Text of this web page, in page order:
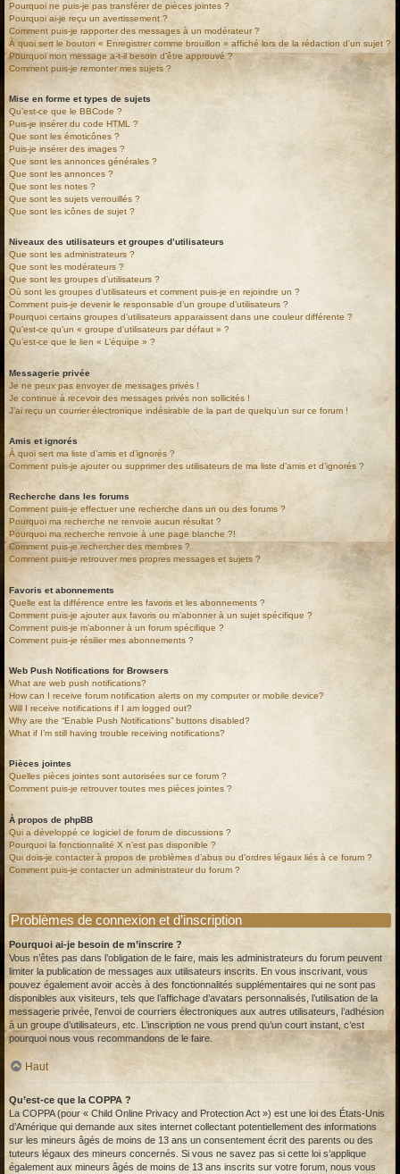
Pourquoi ne puis-je pas transférer de pièces jointes ?
Pourquoi ai-je reçu un avertissement ?
Comment puis-je rapporter des messages à un modérateur ?
À quoi sert le bouton « Enregistrer comme brouillon » affiché lors de la rédaction d’un sujet ?
Pourquoi mon message a-t-il besoin d’être approuvé ?
Comment puis-je remonter mes sujets ?
Mise en forme et types de sujets
Qu’est-ce que le BBCode ?
Puis-je insérer du code HTML ?
Que sont les émoticônes ?
Puis-je insérer des images ?
Que sont les annonces générales ?
Que sont les annonces ?
Que sont les notes ?
Que sont les sujets verrouillés ?
Que sont les icônes de sujet ?
Niveaux des utilisateurs et groupes d’utilisateurs
Que sont les administrateurs ?
Que sont les modérateurs ?
Que sont les groupes d’utilisateurs ?
Où sont les groupes d’utilisateurs et comment puis-je en rejoindre un ?
Comment puis-je devenir le responsable d’un groupe d’utilisateurs ?
Pourquoi certains groupes d’utilisateurs apparaissent dans une couleur différente ?
Qu’est-ce qu’un « groupe d’utilisateurs par défaut » ?
Qu’est-ce que le lien « L’équipe » ?
Messagerie privée
Je ne peux pas envoyer de messages privés !
Je continue à recevoir des messages privés non sollicités !
J’ai reçu un courrier électronique indésirable de la part de quelqu’un sur ce forum !
Amis et ignorés
À quoi sert ma liste d’amis et d’ignorés ?
Comment puis-je ajouter ou supprimer des utilisateurs de ma liste d’amis et d’ignorés ?
Recherche dans les forums
Comment puis-je effectuer une recherche dans un ou des forums ?
Pourquoi ma recherche ne renvoie aucun résultat ?
Pourquoi ma recherche renvoie à une page blanche ?!
Comment puis-je rechercher des membres ?
Comment puis-je retrouver mes propres messages et sujets ?
Favoris et abonnements
Quelle est la différence entre les favoris et les abonnements ?
Comment puis-je ajouter aux favoris ou m’abonner à un sujet spécifique ?
Comment puis-je m’abonner à un forum spécifique ?
Comment puis-je résilier mes abonnements ?
Web Push Notifications for Browsers
What are web push notifications?
How can I receive forum notification alerts on my computer or mobile device?
Will I receive notifications if I am logged out?
Why are the “Enable Push Notifications” buttons disabled?
What if I’m still having trouble receiving notifications?
Pièces jointes
Quelles pièces jointes sont autorisées sur ce forum ?
Comment puis-je retrouver toutes mes pièces jointes ?
À propos de phpBB
Qui a développé ce logiciel de forum de discussions ?
Pourquoi la fonctionnalité X n’est pas disponible ?
Qui dois-je contacter à propos de problèmes d’abus ou d’ordres légaux liés à ce forum ?
Comment puis-je contacter un administrateur du forum ?
Problèmes de connexion et d’inscription
Pourquoi ai-je besoin de m’inscrire ?
Vous n’êtes pas dans l’obligation de le faire, mais les administrateurs du forum peuvent
limiter la publication de messages aux utilisateurs inscrits. En vous inscrivant, vous
pouvez également avoir accès à des fonctionnalités supplémentaires qui ne sont pas
disponibles aux visiteurs, tels que l’affichage d’avatars personnalisés, l’utilisation de la
messagerie privée, l’envoi de courriers électroniques aux autres utilisateurs, l’adhésion
à un groupe d’utilisateurs, etc. L’inscription ne vous prend qu’un court instant, c’est
pourquoi nous vous recommandons de le faire.
Haut
Qu’est-ce que la COPPA ?
La COPPA (pour « Child Online Privacy and Protection Act ») est une loi des États-Unis
d’Amérique qui demande aux sites internet collectant potentiellement des informations
sur les mineurs âgés de moins de 13 ans un consentement écrit des parents ou des
tuteurs légaux des mineurs concernés. Si vous ne savez pas si cette loi s’applique
également aux mineurs âgés de moins de 13 ans inscrits sur votre forum, nous vous